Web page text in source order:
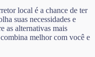
local é a chance de ter
suas necessidades e
as alternativas mais
melhor com você e